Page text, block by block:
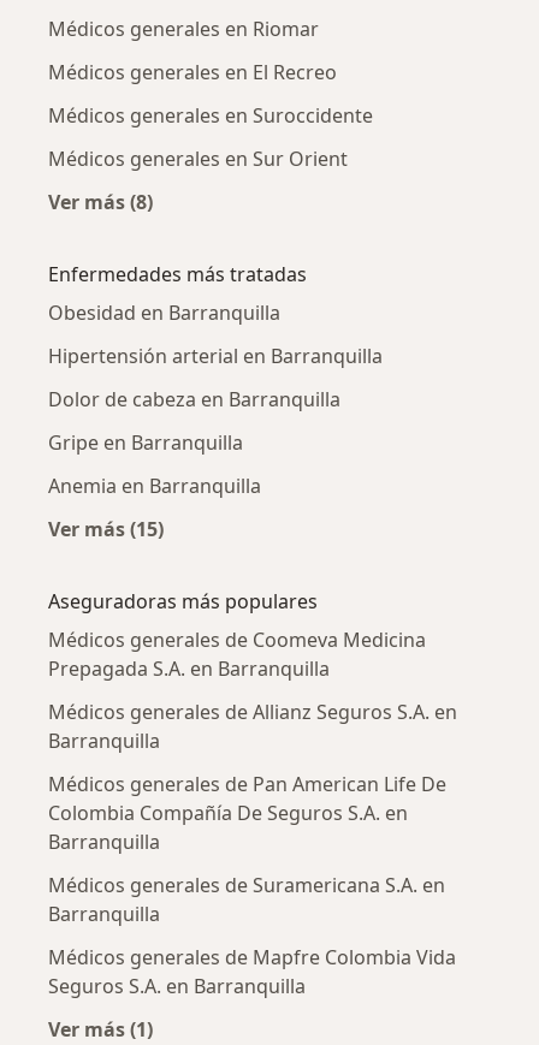
Médicos generales en Riomar
Médicos generales en El Recreo
Médicos generales en Suroccidente
Médicos generales en Sur Orient
Ver más (8)
Enfermedades más tratadas
Obesidad en Barranquilla
Hipertensión arterial en Barranquilla
Dolor de cabeza en Barranquilla
Gripe en Barranquilla
Anemia en Barranquilla
Ver más (15)
Aseguradoras más populares
Médicos generales de Coomeva Medicina
Prepagada S.A. en Barranquilla
Médicos generales de Allianz Seguros S.A. en
Barranquilla
Médicos generales de Pan American Life De
Colombia Compañía De Seguros S.A. en
Barranquilla
Médicos generales de Suramericana S.A. en
Barranquilla
Médicos generales de Mapfre Colombia Vida
Seguros S.A. en Barranquilla
Ver más (1)